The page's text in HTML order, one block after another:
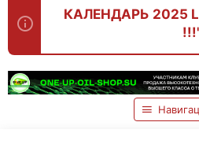
КАЛЕНДАРЬ 2025